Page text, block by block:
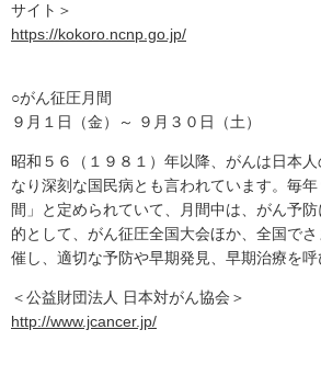
サイト＞
https://kokoro.ncnp.go.jp/
○がん征圧月間
９月１日（金）～ ９月３０日（土）
昭和５６（１９８１）年以降、がんは日本
なり深刻な国民病とも言われています。毎
間」と定められていて、月間中は、がん予
的として、がん征圧全国大会ほか、全国で
催し、適切な予防や早期発見、早期治療を呼
＜公益財団法人 日本対がん協会＞
http://www.jcancer.jp/